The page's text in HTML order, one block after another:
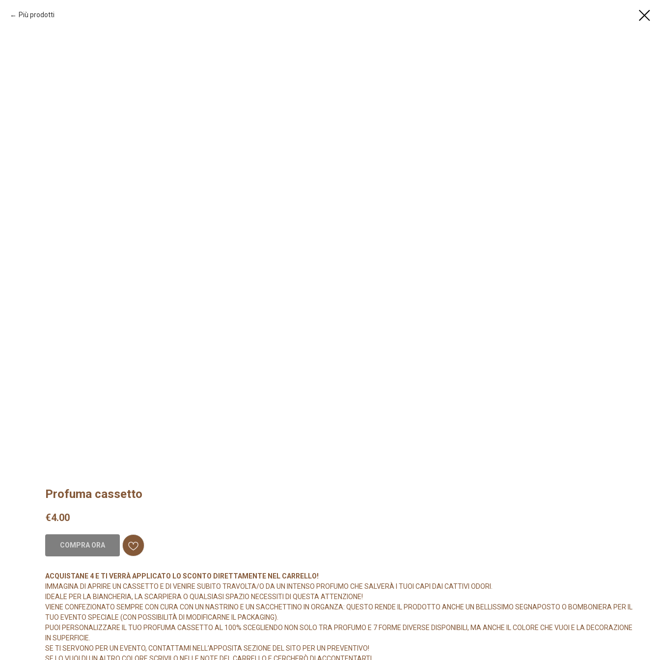
Più prodotti
Profuma cassetto
€4.00
COMPRA ORA
ACQUISTANE 4 E TI VERRÀ APPLICATO LO SCONTO DIRETTAMENTE NEL CARRELLO!
IMMAGINA DI APRIRE UN CASSETTO E DI VENIRE SUBITO TRAVOLTA/O DA UN INTENSO PROFUMO CHE SALVERÀ I TUOI CAPI DAI CATTIVI ODORI.
IDEALE PER LA BIANCHERIA, LA SCARPIERA O QUALSIASI SPAZIO NECESSITI DI QUESTA ATTENZIONE!
VIENE CONFEZIONATO SEMPRE CON CURA CON UN NASTRINO E UN SACCHETTINO IN ORGANZA: QUESTO RENDE IL PRODOTTO ANCHE UN BELLISSIMO SEGNAPOSTO O BOMBONIERA PER IL
TUO EVENTO SPECIALE (CON POSSIBILITÀ DI MODIFICARNE IL PACKAGING).
PUOI PERSONALIZZARE IL TUO PROFUMA CASSETTO AL 100% SCEGLIENDO NON SOLO TRA PROFUMO E 7 FORME DIVERSE DISPONIBILI, MA ANCHE IL COLORE CHE VUOI E LA DECORAZIONE
IN SUPERFICIE.
SE TI SERVONO PER UN EVENTO, CONTATTAMI NELL’APPOSITA SEZIONE DEL SITO PER UN PREVENTIVO!